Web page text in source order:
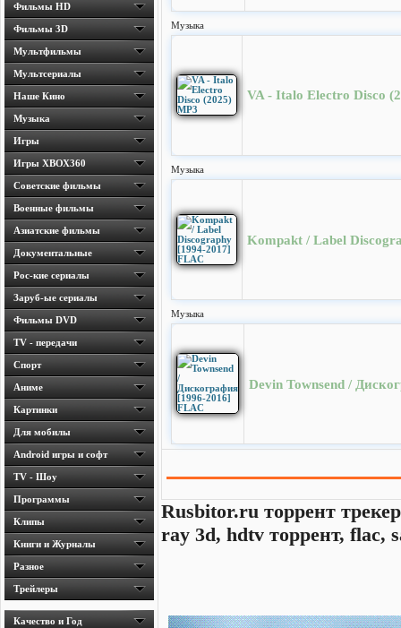
Фильмы HD
Фильмы 3D
Мультфильмы
Мультсериалы
Наше Кино
Музыка
Игры
Игры ХВОХ360
Cоветские фильмы
Военные фильмы
Азиатские фильмы
Документальные
Рос-кие сериалы
Заруб-ые сериалы
Фильмы DVD
TV - передачи
Спорт
Аниме
Картинки
Для мобилы
Android игры и софт
TV - Шоу
Программы
Клипы
Книги и Журналы
Разное
Трейлеры
Качество и Год
Музыка
VA - Italo Electro Disco
Музыка
Kompakt / Label
Музыка
Devin Townsend /
Rusbitor.ru торрент
ray 3d, hdtv торрент, flac,